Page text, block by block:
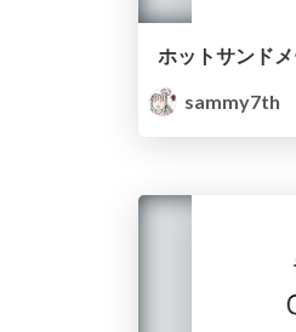
ホットサンド
sammy7th